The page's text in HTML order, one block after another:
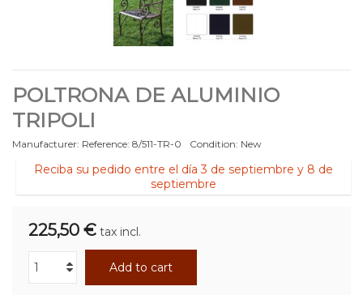
POLTRONA DE ALUMINIO
TRIPOLI
Manufacturer: Reference: 8/511-TR-0 Condition: New
Reciba su pedido entre el día 3 de septiembre y 8 de
septiembre
225,50 € tax incl.
Add to cart